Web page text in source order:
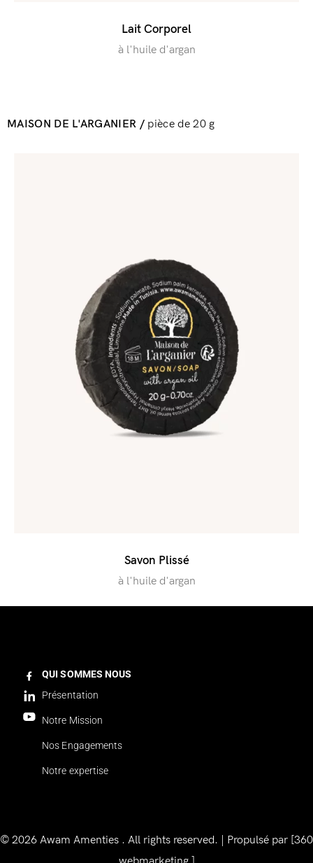
Lait Corporel
à l'huile d'argan​​​
MAISON DE L'ARGANIER / pièce de 20 g
Savon Plissé
à l'huile d'argan
QUI SOMMES NOUS
Présentation
Notre Mission
Nos Engagements
Notre expertise
© 2026 Awam Amenties . All rights reserved. | Propulsé par [360